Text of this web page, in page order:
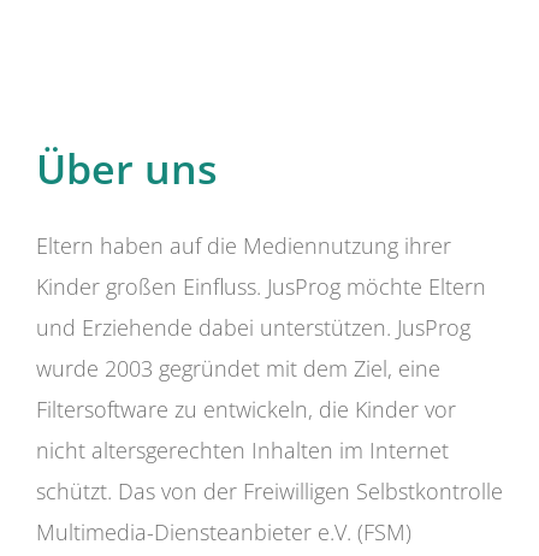
Über uns
Eltern haben auf die Mediennutzung ihrer
Kinder großen Einfluss. JusProg möchte Eltern
und Erziehende dabei unterstützen. JusProg
wurde 2003 gegründet mit dem Ziel, eine
Filtersoftware zu entwickeln, die Kinder vor
nicht altersgerechten Inhalten im Internet
schützt. Das von der Freiwilligen Selbstkontrolle
Multimedia-Diensteanbieter e.V. (FSM)